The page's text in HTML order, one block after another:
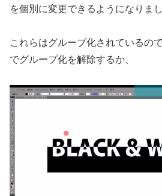
を個別に変更できるようになりまし
これらはグループ化されているの
でグループ化を解除するか、